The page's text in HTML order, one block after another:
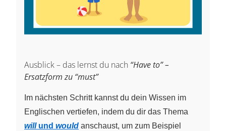
Ausblick – das lernst du nach “Have to” –
Ersatzform zu “must”
Im nächsten Schritt kannst du dein Wissen im
Englischen vertiefen, indem du dir das Thema
willund would anschaust, um zum Beispiel